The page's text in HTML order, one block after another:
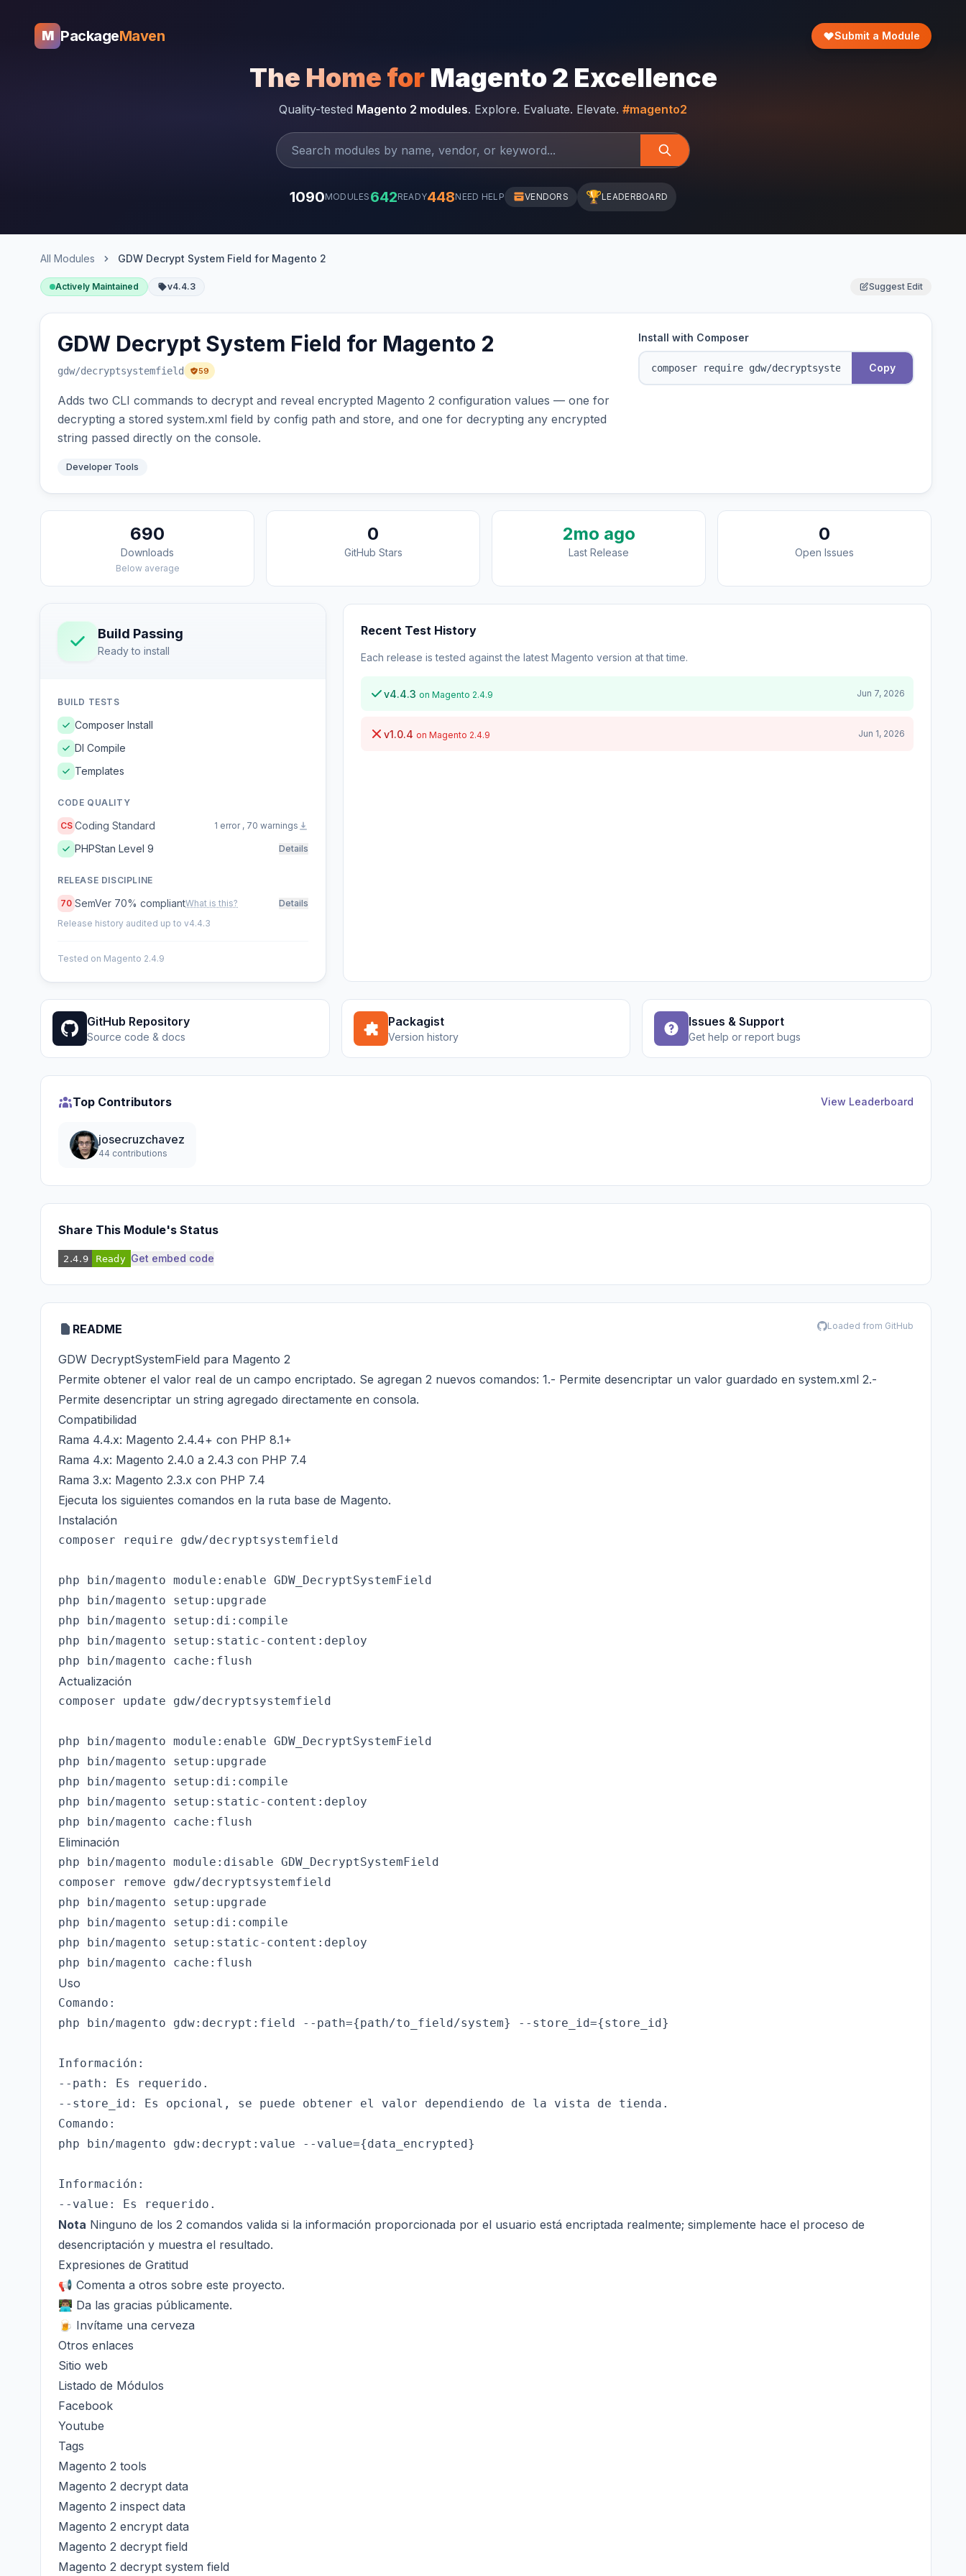
M PackageMaven Submit a Module
The Home for Magento 2 Excellence
Quality-tested Magento 2 modules. Explore. Evaluate. Elevate. #magento2
1090MODULES 642READY448NEED HELP VENDORS 🏆LEADERBOARD
All Modules GDW Decrypt System Field for Magento 2
Actively Maintained v4.4.3 Suggest Edit
GDW Decrypt System Field for Magento 2
gdw/decryptsystemfield 59
Adds two CLI commands to decrypt and reveal encrypted Magento 2 configuration values — one for
decrypting a stored system.xml field by config path and store, and one for decrypting any encrypted
string passed directly on the console.
Developer Tools
Install with Composer
Copy
690
Downloads
Below average
0
GitHub Stars
2mo ago
Last Release
0
Open Issues
Build Passing
Ready to install
BUILD TESTS
Composer Install
DI Compile
Templates
CODE QUALITY
CS Coding Standard 1 error , 70 warnings
PHPStan Level 9 Details
RELEASE DISCIPLINE
70 SemVer 70% compliantWhat is this?
Details
Release history audited up to v4.4.3
Tested on Magento 2.4.9
Recent Test History
Each release is tested against the latest Magento version at that time.
v4.4.3on Magento 2.4.9 Jun 7, 2026
v1.0.4 on Magento 2.4.9 Jun 1, 2026
GitHub Repository
Source code & docs
Packagist
Version history
Issues & Support
Get help or report bugs
Top Contributors View Leaderboard
josecruzchavez
44 contributions
Share This Module's Status
Get embed code
README Loaded from GitHub
GDW DecryptSystemField para Magento 2
Permite obtener el valor real de un campo encriptado. Se agregan 2 nuevos comandos: 1.- Permite desencriptar un valor guardado en system.xml 2.-
Permite desencriptar un string agregado directamente en consola.
Compatibilidad
Rama 4.4.x: Magento 2.4.4+ con PHP 8.1+
Rama 4.x: Magento 2.4.0 a 2.4.3 con PHP 7.4
Rama 3.x: Magento 2.3.x con PHP 7.4
Ejecuta los siguientes comandos en la ruta base de Magento.
Instalación
composer require gdw/decryptsystemfield
php bin/magento module:enable GDW_DecryptSystemField
php bin/magento setup:upgrade
php bin/magento setup:di:compile
php bin/magento setup:static-content:deploy
Actualización
composer update gdw/decryptsystemfield
php bin/magento module:enable GDW_DecryptSystemField
php bin/magento setup:upgrade
php bin/magento setup:di:compile
php bin/magento setup:static-content:deploy
Eliminación
php bin/magento module:disable GDW_DecryptSystemField
composer remove gdw/decryptsystemfield
php bin/magento setup:upgrade
php bin/magento setup:di:compile
php bin/magento setup:static-content:deploy
Uso
Comando:
php bin/magento gdw:decrypt:field --path={path/to_field/system} --store_id={store_id}
Información:
--path: Es requerido.
Comando:
php bin/magento gdw:decrypt:value --value={data_encrypted}
Información:
Nota Ninguno de los 2 comandos valida si la información proporcionada por el usuario está encriptada realmente; simplemente hace el proceso de
desencriptación y muestra el resultado.
Expresiones de Gratitud
📢 Comenta a otros sobre este proyecto.
👨🏽‍💻 Da las gracias públicamente.
🍺 Invítame una cerveza
Otros enlaces
Sitio web
Listado de Módulos
Facebook
Youtube
Tags
Magento 2 tools
Magento 2 decrypt data
Magento 2 inspect data
Magento 2 encrypt data
Magento 2 decrypt field
Magento 2 decrypt system field